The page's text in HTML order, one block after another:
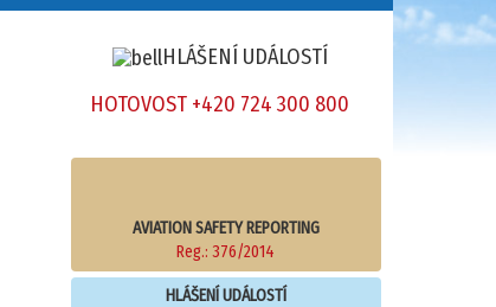
HLÁŠENÍ UDÁLOSTÍ
HOTOVOST +420 724 300 800
AVIATION SAFETY REPORTING
Reg.: 376/2014
HLÁŠENÍ UDÁLOSTÍ